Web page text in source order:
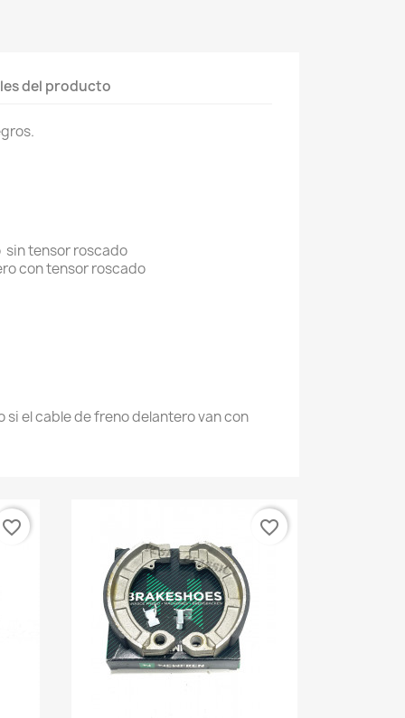
del producto
sin tensor roscado
con tensor roscado
si el cable de freno delantero van con
favorite_border favorite_border